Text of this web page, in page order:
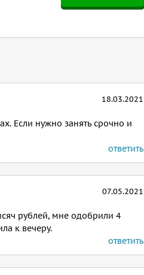
18.03.2021
Если нужно занять срочно и
ответить
07.05.2021
рублей, мне одобрили 4
к вечеру.
ответить